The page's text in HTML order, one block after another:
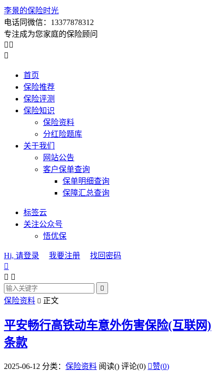
李景的保险时光
电话同微信：13377878312
专注成为您家庭的保险顾问
 

首页
保险推荐
保险评测
保险知识
保险资料
分红险题库
关于我们
网站公告
客户保单查询
保单明细查询
保障汇总查询
标签云
关注公众号
悟优保
Hi, 请登录 我要注册
找回密码

 

保险资料  正文
平安畅行高铁动车意外伤害保险(互联网)
条款
2025-06-12 分类： 保险资料 阅读() 评论(0) 赞(0)